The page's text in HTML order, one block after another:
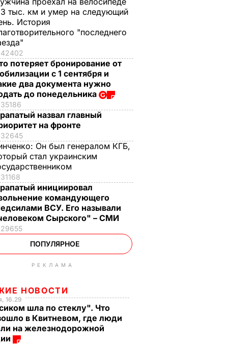
тыс. км и умер на следующий
История
"последнего
42402
потеряет бронирование от
с 1 сентября и
два документа нужно
до понедельника
35186
назвал главный
на фронте
32645
Он был генералом КГБ,
стал украинским
31168
инициировал
командующего
ВСУ. Его называли
Сырского" – СМИ
29655
ПОПУЛЯРНОЕ
РЕКЛАМА
НОВОСТИ
16.29
шла по стеклу". Что
в Квитневом, где люди
на железнодорожной